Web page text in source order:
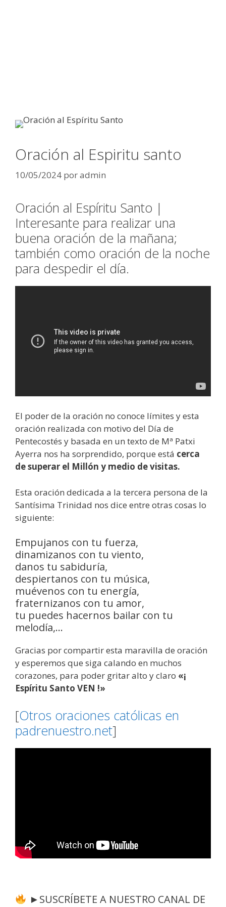
Oración al Espiritu santo
10/05/2024 poradmin
Oración al Espíritu Santo |
Interesante para realizar una
buena oración de la mañana;
también como oración de la noche
para despedir el día.
El poder de la oración no conoce límites y esta
oración realizada con motivo del Día de
Pentecostés y basada en un texto de Mª Patxi
Ayerra nos ha sorprendido, porque está cerca
de superar el Millón y medio de visitas.
Esta oración dedicada a la tercera persona de la
Santísima Trinidad nos dice entre otras cosas lo
siguiente:
Empujanos con tu fuerza,
dinamizanos con tu viento,
danos tu sabiduría,
despiertanos con tu música,
muévenos con tu energía,
fraternizanos con tu amor,
tu puedes hacernos bailar con tu
melodía,…
Gracias por compartir esta maravilla de oración
y esperemos que siga calando en muchos
corazones, para poder gritar alto y claro «¡
Espíritu Santo VEN !»
[Otros oraciones católicas en
padrenuestro.net]
►SUSCRÍBETE A NUESTRO CANAL DE